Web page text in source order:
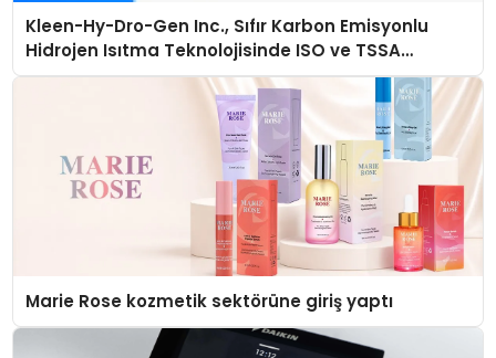
Kleen-Hy-Dro-Gen Inc., Sıfır Karbon Emisyonlu
Hidrojen Isıtma Teknolojisinde ISO ve TSSA
Düzenleyici Onaylarını Aldı
Marie Rose kozmetik sektörüne giriş yaptı